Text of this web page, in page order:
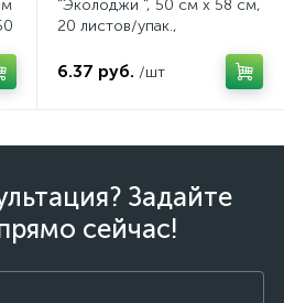
"Эколоджи ", 50 см х 58 см,
20 листов/упак.,
4640108822317
6.37 руб. /шт
Задайте
сейчас!